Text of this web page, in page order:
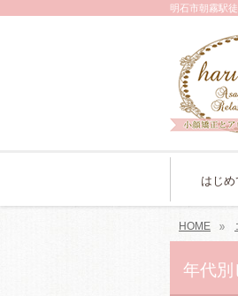
明石市朝霧駅
はじ
HOME
年代